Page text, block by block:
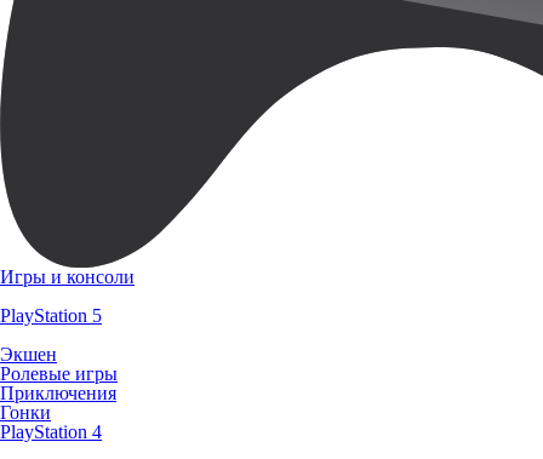
Игры и консоли
PlayStation 5
Экшен
Ролевые игры
Приключения
Гонки
PlayStation 4